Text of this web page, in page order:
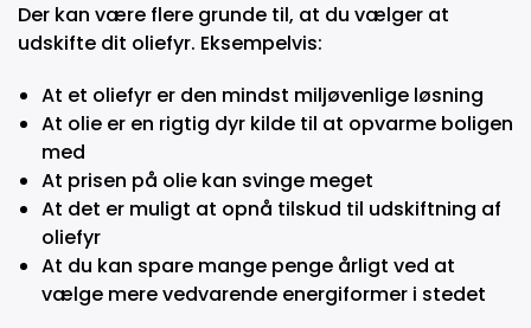
Der kan være flere grunde til, at du vælger at
udskifte dit oliefyr. Eksempelvis:
At et oliefyr er den mindst miljøvenlige løsning
At olie er en rigtig dyr kilde til at opvarme boligen
med
At prisen på olie kan svinge meget
At det er muligt at opnå tilskud til udskiftning af
oliefyr
At du kan spare mange penge årligt ved at
vælge mere vedvarende energiformer i stedet